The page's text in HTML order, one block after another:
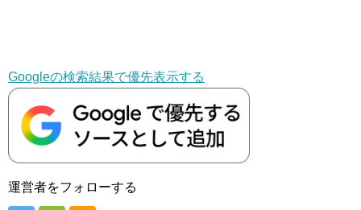
Googleの検索結果で優先表示する
運営者をフォローする